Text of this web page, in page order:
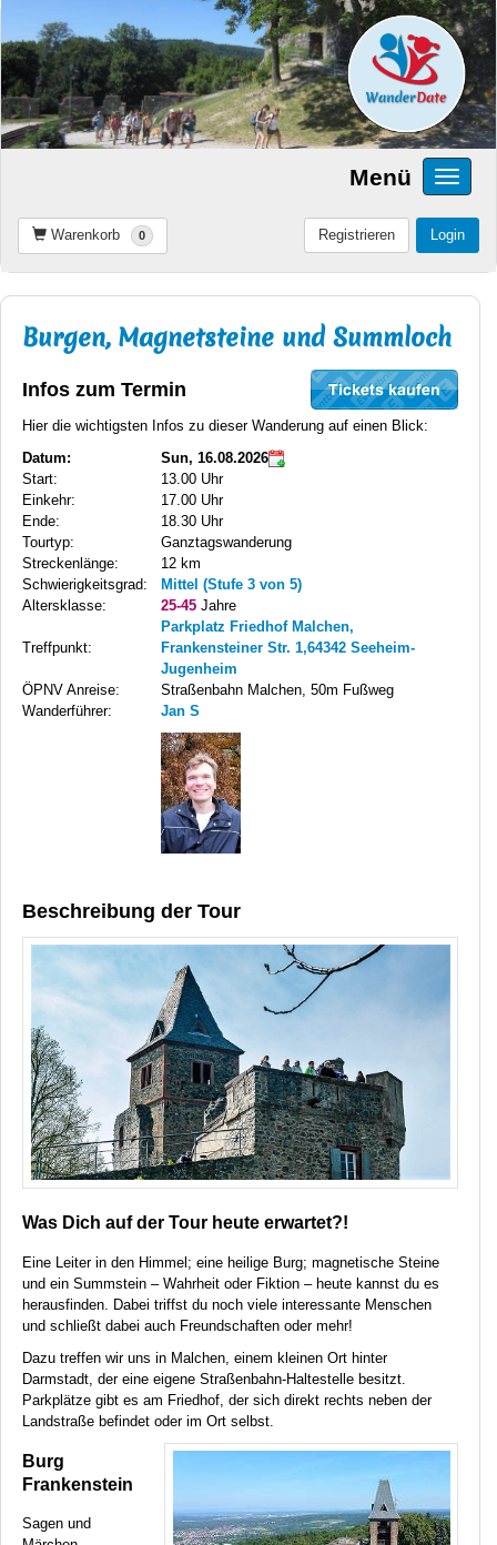
Menü
Warenkorb 0 Login
Registrieren
Burgen, Magnetsteine und Summloch
Infos zum Termin
Hier die wichtigsten Infos zu dieser Wanderung auf einen Blick:
Datum:
Sun, 16.08.2026
Start:
13.00 Uhr
Einkehr:
17.00 Uhr
Ende:
18.30 Uhr
Tourtyp:
Ganztagswanderung
Streckenlänge:
12 km
Schwierigkeitsgrad:
Mittel (Stufe 3 von 5)
Altersklasse:
25-45 Jahre
Treffpunkt:
Parkplatz Friedhof Malchen,
Frankensteiner Str. 1,64342 Seeheim-
Jugenheim
ÖPNV Anreise:
Straßenbahn Malchen, 50m Fußweg
Wanderführer:
Jan S
Beschreibung der Tour
Was Dich auf der Tour heute erwartet?!
Eine Leiter in den Himmel; eine heilige Burg; magnetische Steine
und ein Summstein – Wahrheit oder Fiktion – heute kannst du es
herausfinden. Dabei triffst du noch viele interessante Menschen
und schließt dabei auch Freundschaften oder mehr!
Dazu treffen wir uns in Malchen, einem kleinen Ort hinter
Darmstadt, der eine eigene Straßenbahn-Haltestelle besitzt.
Parkplätze gibt es am Friedhof, der sich direkt rechts neben der
Landstraße befindet oder im Ort selbst.
Burg
Frankenstein
Sagen und